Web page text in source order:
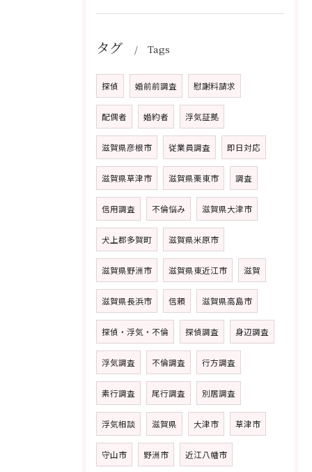
タグ Tags
探偵 婚前前調査 慰謝料請求
配偶者 婚約者 浮気証拠
滋賀県彦根市 従業員調査 即日対応
滋賀県草津市 滋賀県栗東市 調査
信用調査 不倫悩み 滋賀県大津市
犬上郡多賀町 滋賀県米原市
滋賀県野洲市 滋賀県東近江市 滋賀
滋賀県長浜市 信頼 滋賀県高島市
探偵・浮気・不倫 探偵調査 身辺調査
浮気調査 不倫調査 行方調査
素行調査 尾行調査 別居調査
浮気相談 滋賀県 大津市 草津市
守山市 野洲市 近江八幡市